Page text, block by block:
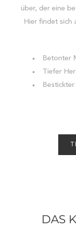
über, der eine
Hier findet sich
Betonter
Tiefer
DAS